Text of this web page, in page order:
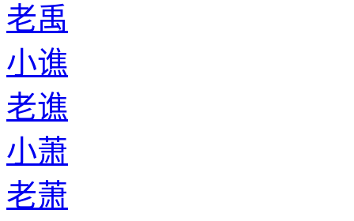
老禹
小谯
老谯
小萧
老萧